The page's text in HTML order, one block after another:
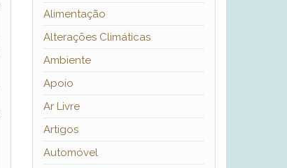
Alimentação
Alterações Climáticas
Ambiente
Apoio
Ar Livre
Artigos
Automóvel